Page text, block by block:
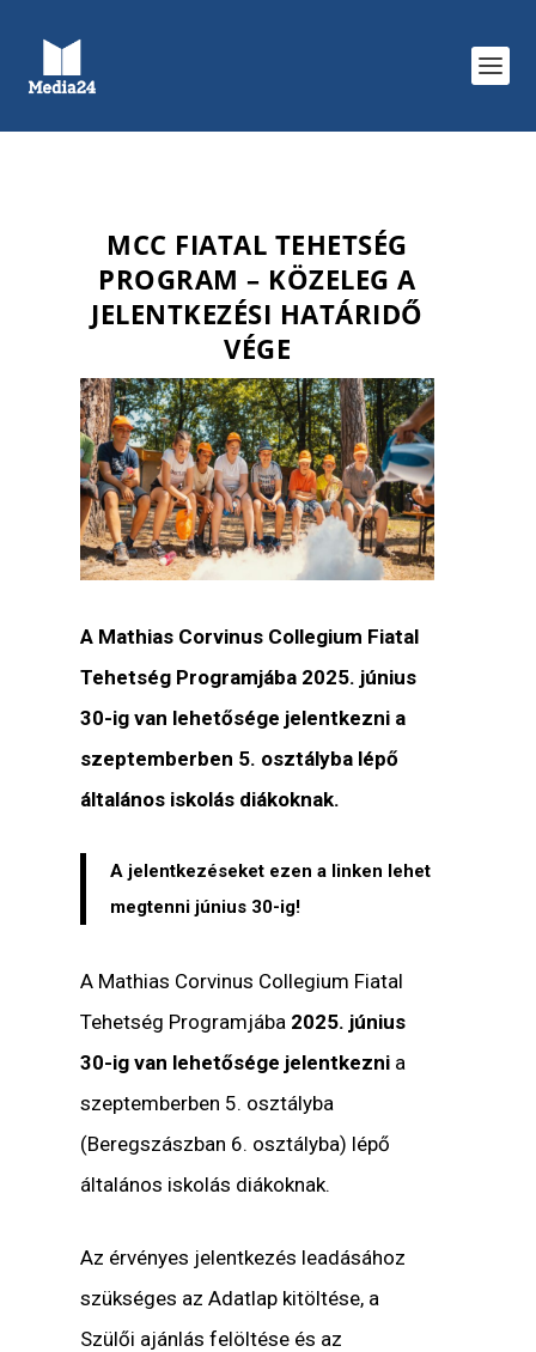
MCC FIATAL TEHETSÉG
PROGRAM – KÖZELEG A
JELENTKEZÉSI HATÁRIDŐ
VÉGE
A Mathias Corvinus Collegium Fiatal
Tehetség Programjába 2025. június
30-ig van lehetősége jelentkezni a
szeptemberben 5. osztályba lépő
általános iskolás diákoknak.
A jelentkezéseket ezen a linken lehet
megtenni június 30-ig!
A Mathias Corvinus Collegium Fiatal
Tehetség Programjába 2025. június
30-ig van lehetősége jelentkezni a
szeptemberben 5. osztályba
(Beregszászban 6. osztályba) lépő
általános iskolás diákoknak.
Az érvényes jelentkezés leadásához
szükséges az Adatlap kitöltése, a
Szülői ajánlás felöltése és az